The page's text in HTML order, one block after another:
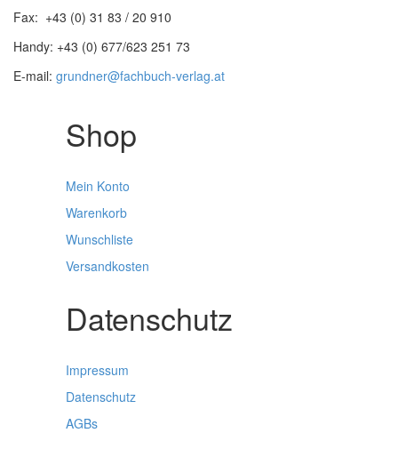
Fax: +43 (0) 31 83 / 20 910
Handy: +43 (0) 677/623 251 73
E-mail: grundner@fachbuch-verlag.at
Shop
Mein Konto
Warenkorb
Wunschliste
Versandkosten
Datenschutz
Impressum
Datenschutz
AGBs